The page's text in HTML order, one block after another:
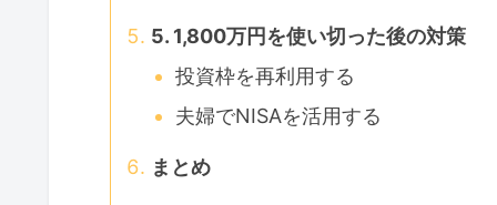
5. 1,800万円を使い切った後の対策
投資枠を再利用する
夫婦でNISAを活用する
まとめ